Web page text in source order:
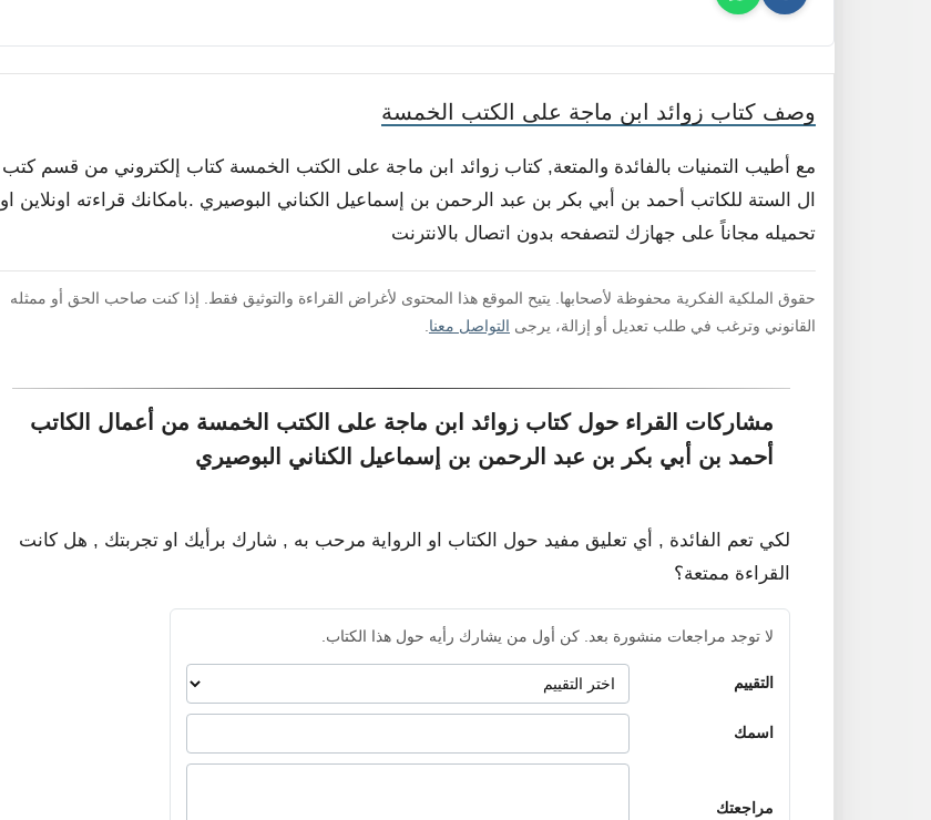
وصف كتاب زوائد ابن ماجة على الكتب الخمسة
مع أطيب التمنيات بالفائدة والمتعة, كتاب زوائد ابن ماجة على الكتب الخمسة كتاب إلكتروني من قسم كتب
ال الستة للكاتب أحمد بن أبي بكر بن عبد الرحمن بن إسماعيل الكناني البوصيري .بامكانك قراءته اونلاين او
تحميله مجاناً على جهازك لتصفحه بدون اتصال بالانترنت
حقوق الملكية الفكرية محفوظة لأصحابها. يتيح الموقع هذا المحتوى لأغراض القراءة والتوثيق فقط. إذا كنت صاحب الحق أو ممثله
القانوني وترغب في طلب تعديل أو إزالة، يرجى التواصل معنا
مشاركات القراء حول كتاب زوائد ابن ماجة على الكتب الخمسة من أعمال الكاتب
أحمد بن أبي بكر بن عبد الرحمن بن إسماعيل الكناني البوصيري
لكي تعم الفائدة , أي تعليق مفيد حول الكتاب او الرواية مرحب به , شارك برأيك او تجربتك , هل كانت
القراءة ممتعة؟
لا توجد مراجعات منشورة بعد. كن أول من يشارك رأيه حول هذا الكتاب.
التقييم
اسمك
مراجعتك